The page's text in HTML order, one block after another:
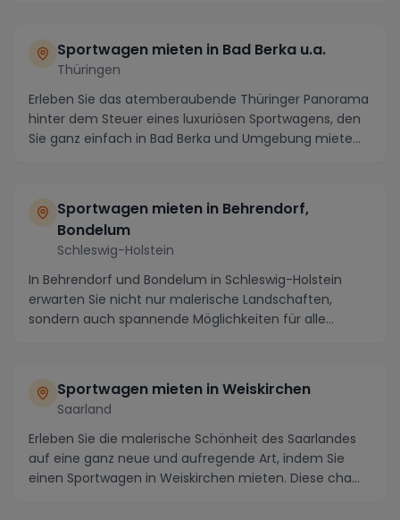
Sportwagen mieten in Bad Berka u.a.
Thüringen
Erleben Sie das atemberaubende Thüringer Panorama
hinter dem Steuer eines luxuriösen Sportwagens, den
Sie ganz einfach in Bad Berka und Umgebung miete...
Sportwagen mieten in Behrendorf,
Bondelum
Schleswig-Holstein
In Behrendorf und Bondelum in Schleswig-Holstein
erwarten Sie nicht nur malerische Landschaften,
sondern auch spannende Möglichkeiten für alle
Sportwagen mieten in Weiskirchen
Saarland
Erleben Sie die malerische Schönheit des Saarlandes
auf eine ganz neue und aufregende Art, indem Sie
einen Sportwagen in Weiskirchen mieten. Diese cha...